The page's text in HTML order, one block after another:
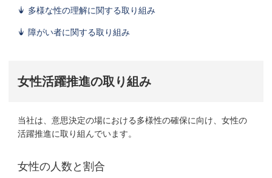
多様な性の理解に関する取り組み
障がい者に関する取り組み
女性活躍推進の取り組み
当社は、意思決定の場における多様性の確保に向け、女性の
活躍推進に取り組んでいます。
女性の人数と割合